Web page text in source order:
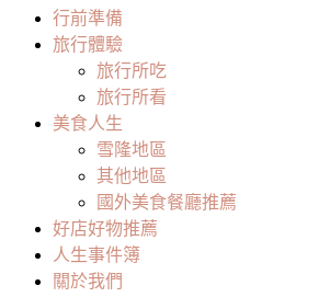
行前準備
旅行體驗
旅行所吃
旅行所看
美食人生
雪隆地區
其他地區
國外美食餐廳推薦
好店好物推薦
人生事件簿
關於我們